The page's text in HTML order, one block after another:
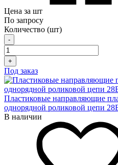
Цена за шт
По запросу
Количество (шт)
-
+
Под заказ
Пластиковые направляющие
однорядной роликовой цепи
В наличии